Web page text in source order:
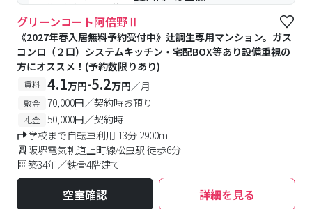
#予約受付中 #空室待ち
グリーンコート阿倍野Ⅱ
《2027年春入居無料予約受付中》辻調生専用マンション。ガス
コンロ（２口）システムキッチン・宅配BOX等あり設備重視の
方にオススメ！(予約数限りあり)
賃料 4.1万円-5.2万円／月
敷金 70,000円／契約時お預り
礼金
50,000円／契約時
学校まで自転車利用 13分 2900m
阪堺電気軌道上町線松虫駅 徒歩6分
築34年／鉄骨4階建て
空室確認 詳細を見る